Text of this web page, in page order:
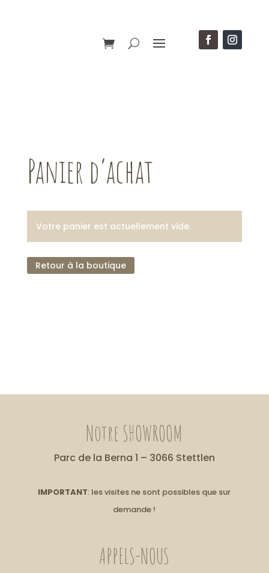
Panier d’achat
Votre panier est actuellement vide.
Retour à la boutique
Notre SHOWROOM
Parc de la Berna 1 – 3066 Stettlen
IMPORTANT: les visites ne sont possibles que sur
demande !
APPELS-NOUS